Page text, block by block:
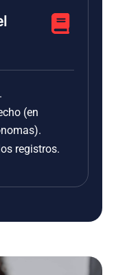
(en
registros.